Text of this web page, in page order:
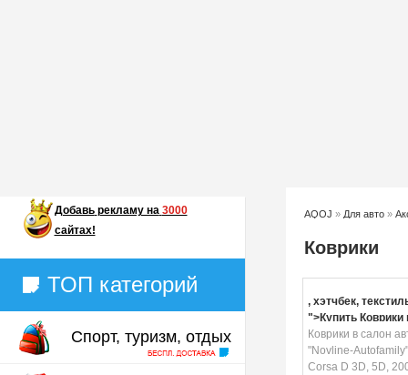
Добавь рекламу на 3000
сайтах!
ТОП категорий
Спорт, туризм, отдых
AQOJ » Для авто »
Коврики
, хэтчбек,
">Купить Коврики
автомобиля
Autofamily", для
3D, 5D, 2006->,
Коврики в салон
"Novline-
Corsa D 3D, 5D,